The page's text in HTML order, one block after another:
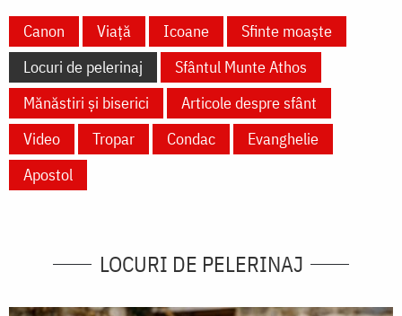
Canon Viață Icoane
Sfinte moaște
Locuri de pelerinaj
Sfântul Munte Athos
Mănăstiri și biserici
Articole despre sfânt
Video
Tropar Condac
Evanghelie
Apostol
LOCURI DE PELERINAJ